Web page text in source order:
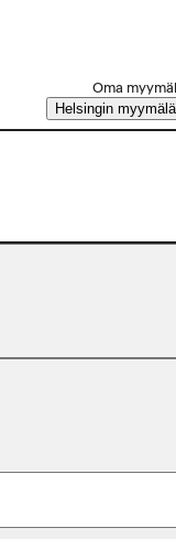
Oma
Helsingin myymälä